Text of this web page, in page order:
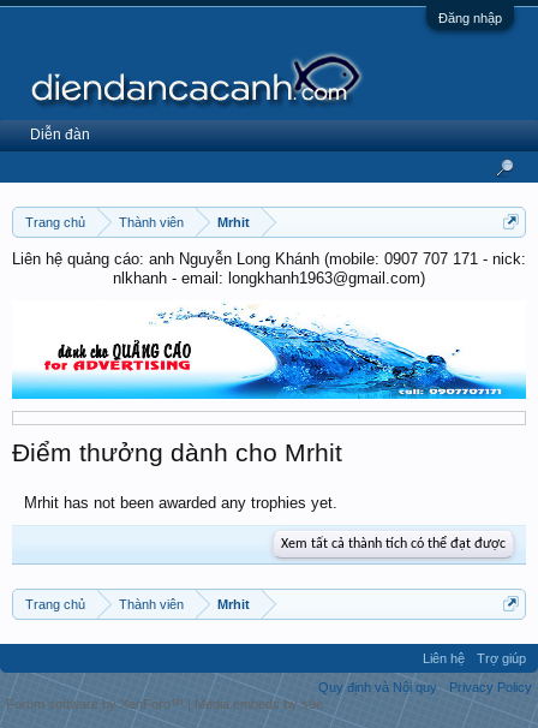
Đăng nhập
Trang chủ Thành viên Mrhit
Liên hệ quảng cáo: anh Nguyễn Long Khánh (mobile: 0907 707 171 - nick:
nlkhanh - email: longkhanh1963@gmail.com)
Điểm thưởng dành cho Mrhit
Mrhit has not been awarded any trophies yet.
Xem tất cả thành tích có thể đạt được
Trang chủ Thành viên Mrhit
Diễn đàn
Liên hệ
Trợ giúp
Quy định và Nội quy
Privacy Policy
Forum software by XenForo™ | Media embeds by s9e